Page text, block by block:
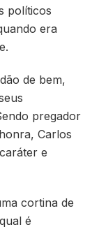
políticos
era
de bem,
pregador
Carlos
e
cortina de
é